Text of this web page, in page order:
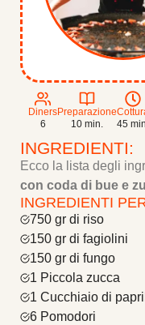
Diners
6
Preparazione
10 min.
45
INGREDIENTI:
Ecco la lista degli
con coda di bue e
INGREDIENTI
750 gr di riso
150 gr di fagiolini
150 gr di fungo
1 Piccola zucca
1 Cucchiaio di
6 Pomodori